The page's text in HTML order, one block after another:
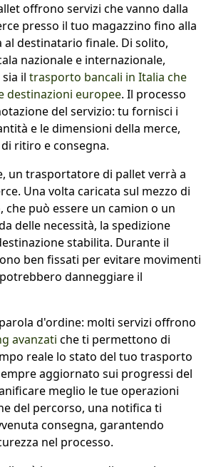
offrono servizi che vanno dalla
presso il tuo magazzino fino alla
destinatario finale. Di solito,
nazionale e internazionale,
il trasporto bancali in Italia che
destinazioni europee. Il processo
del servizio: tu fornisci i
e le dimensioni della merce,
ritiro e consegna.
un trasportatore di pallet verrà a
Una volta caricata sul mezzo di
può essere un camion o un
delle necessità, la spedizione
stabilita. Durante il
ben fissati per evitare movimenti
danneggiare il
d'ordine: molti servizi offrono
avanzati che ti permettono di
reale lo stato del tuo trasporto
aggiornato sui progressi del
meglio le tue operazioni
del percorso, una notifica ti
consegna, garantendo
nel processo.